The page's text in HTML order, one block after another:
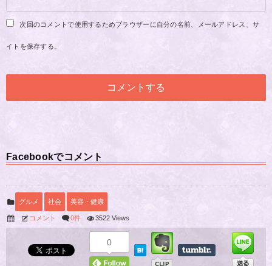
次回のコメントで使用するためブラウザーに自分の名前、メールアドレス、サ
イトを保存する。
Facebookでコメント
グルメ 社会 美容・健康
コメント 0件 3522 Views
0